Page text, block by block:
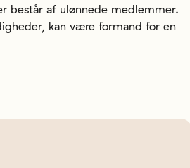
består af ulønnede medlemmer.
kan være formand for en